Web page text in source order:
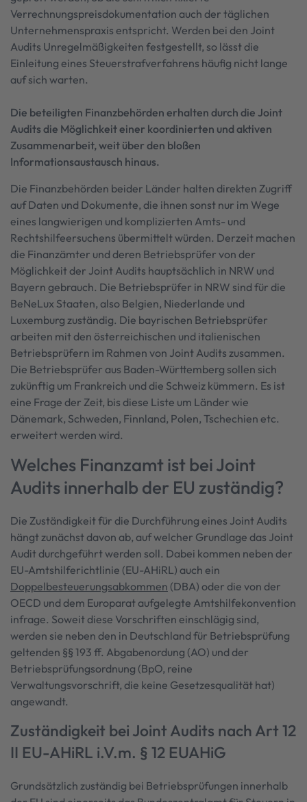
Verrechnungspreisdokumentation auch der täglichen
Unternehmenspraxis entspricht. Werden bei den Joint
Audits Unregelmäßigkeiten festgestellt, so lässt die
Einleitung eines Steuerstrafverfahrens häufig nicht lange
auf sich warten.
Die beteiligten Finanzbehörden erhalten durch die Joint
Audits die Möglichkeit einer koordinierten und aktiven
Zusammenarbeit, weit über den bloßen
Informationsaustausch hinaus.
Die Finanzbehörden beider Länder halten direkten Zugriff
auf Daten und Dokumente, die ihnen sonst nur im Wege
eines langwierigen und komplizierten Amts- und
Rechtshilfeersuchens übermittelt würden. Derzeit machen
die Finanzämter und deren Betriebsprüfer von der
Möglichkeit der Joint Audits hauptsächlich in NRW und
Bayern gebrauch. Die Betriebsprüfer in NRW sind für die
BeNeLux Staaten, also Belgien, Niederlande und
Luxemburg zuständig. Die bayrischen Betriebsprüfer
arbeiten mit den österreichischen und italienischen
Betriebsprüfern im Rahmen von Joint Audits zusammen.
Die Betriebsprüfer aus Baden-Württemberg sollen sich
zukünftig um Frankreich und die Schweiz kümmern. Es ist
eine Frage der Zeit, bis diese Liste um Länder wie
Dänemark, Schweden, Finnland, Polen, Tschechien etc.
erweitert werden wird.
Welches Finanzamt ist bei Joint
Audits innerhalb der EU zuständig?
Die Zuständigkeit für die Durchführung eines Joint Audits
hängt zunächst davon ab, auf welcher Grundlage das Joint
Audit durchgeführt werden soll. Dabei kommen neben der
EU-Amtshilferichtlinie (EU-AHiRL) auch ein
Doppelbesteuerungsabkommen (DBA) oder die von der
OECD und dem Europarat aufgelegte Amtshilfekonvention
infrage. Soweit diese Vorschriften einschlägig sind,
werden sie neben den in Deutschland für Betriebsprüfung
geltenden §§ 193 ff. Abgabenordung (AO) und der
Betriebsprüfungsordnung (BpO, reine
Verwaltungsvorschrift, die keine Gesetzesqualität hat)
angewandt.
Zuständigkeit bei Joint Audits nach Art 12
II EU-AHiRL i.V.m. § 12 EUAHiG
Grundsätzlich zuständig bei Betriebsprüfungen innerhalb